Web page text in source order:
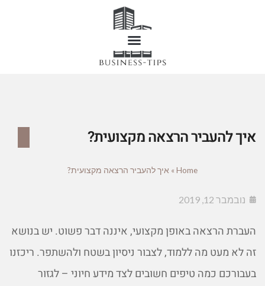
איך להעביר הרצאה מקצועית?
Home
» איך להעביר הרצאה מקצועית?
נובמבר 12, 2019
העברת הרצאה באופן מקצועי, איננה דבר פשוט. יש בנושא
זה לא מעט מה ללמוד, לצבור ניסיון בשטח ולהשתפר. ריכזנו
בעבורכם כמה טיפים חשובים לצד מידע חיוני – לגזור